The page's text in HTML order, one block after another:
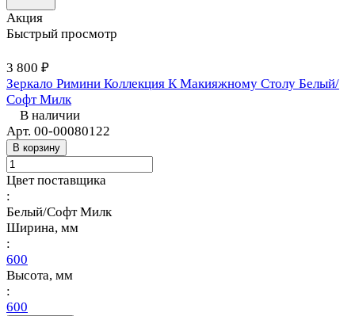
Акция
Быстрый просмотр
3 800 ₽
Зеркало Римини Коллекция К Макияжному Столу Белый/
Софт Милк
В наличии
Арт. 00-00080122
В корзину
Цвет поставщика
:
Белый/Софт Милк
Ширина, мм
:
600
Высота, мм
:
600